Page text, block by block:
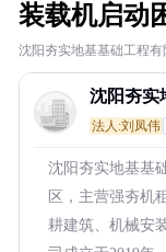
装载机启动
沈阳夯实地基基础工程有
沈阳夯实
法人:刘凤伟
沈阳夯实地基基
区，主营强夯机
耕建筑、机械安